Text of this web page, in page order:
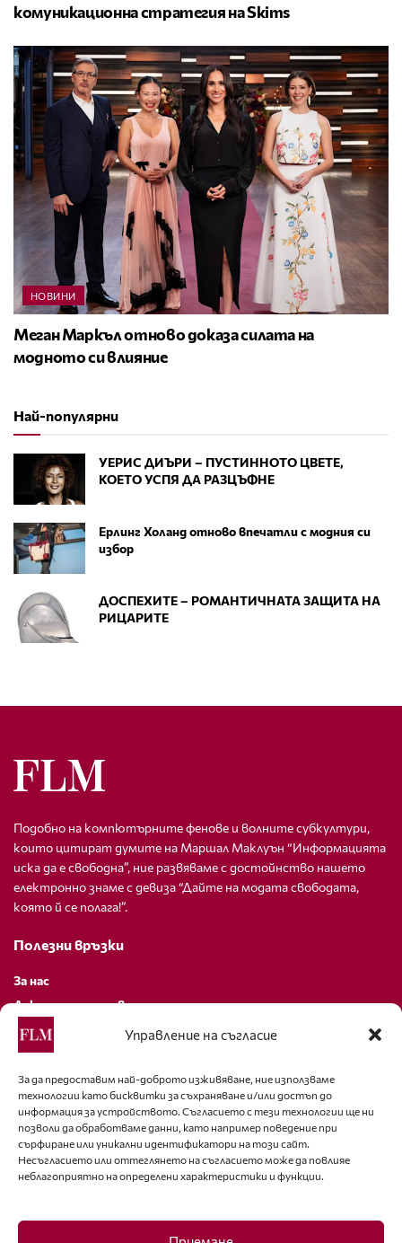
Управление на съгласие
За да предоставим най-доброто изживяване, ние използваме
технологии като бисквитки за съхраняване и/или достъп до
информация за устройството. Съгласието с тези технологии ще ни
позволи да обработваме данни, като например поведение при
сърфиране или уникални идентификатори на този сайт.
Несъгласието или оттеглянето на съгласието може да повлияе
неблагоприятно на определени характеристики и функции.
комуникационна стратегия на Skims
НОВИНИ
Меган Маркъл отново доказа силата на
модното си влияние
Най-популярни
УЕРИС ДИЪРИ – ПУСТИННОТО ЦВЕТЕ,
КОЕТО УСПЯ ДА РАЗЦЪФНЕ
Ерлинг Холанд отново впечатли с модния си
избор
ДОСПЕХИТЕ – РОМАНТИЧНАТА ЗАЩИТА НА
РИЦАРИТЕ
Подобно на компютърните фенове и волните субкултури,
които цитират думите на Маршал Маклуън “Информацията
иска да е свободна”, ние развяваме с достойнство нашето
електронно знаме с девиза “Дайте на модата свободата,
която й се полага!”.
Полезни връзки
За нас
Декларация за поверителност
Политика за бисквитки
За контакти
editor@fashion-lifestyle.net
+359 88 227 33 47
Последвайте ни
Facebook